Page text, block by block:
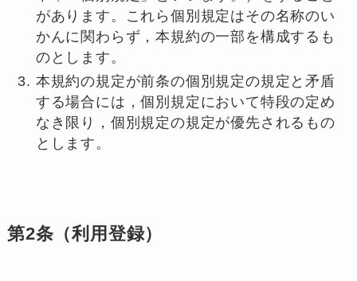
があります。これら個別規定はその名称のい
かんに関わらず，本規約の一部を構成するも
のとします。
本規約の規定が前条の個別規定の規定と矛盾
する場合には，個別規定において特段の定め
なき限り，個別規定の規定が優先されるもの
とします。
第2条（利用登録）